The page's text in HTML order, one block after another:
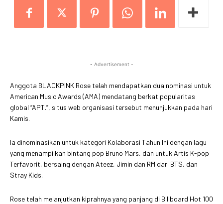
- Advertisement -
Anggota BLACKPINK Rose telah mendapatkan dua nominasi untuk
American Music Awards (AMA) mendatang berkat popularitas
global “APT.”, situs web organisasi tersebut menunjukkan pada hari
Kamis.
Ia dinominasikan untuk kategori Kolaborasi Tahun Ini dengan lagu
yang menampilkan bintang pop Bruno Mars, dan untuk Artis K-pop
Terfavorit, bersaing dengan Ateez, Jimin dan RM dari BTS, dan
Stray Kids.
Rose telah melanjutkan kiprahnya yang panjang di Billboard Hot 100